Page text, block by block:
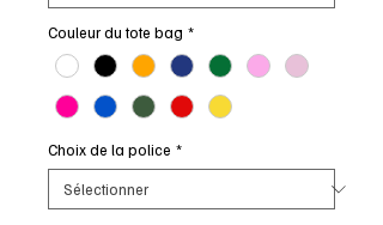
Couleur du tote bag *
Choix de la police *